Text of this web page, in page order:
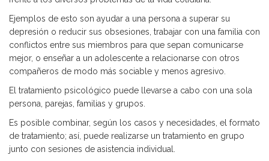
Ejemplos de esto son ayudar a una persona a superar su
depresión o reducir sus obsesiones, trabajar con una familia con
conflictos entre sus miembros para que sepan comunicarse
mejor, o enseñar a un adolescente a relacionarse con otros
compañeros de modo más sociable y menos agresivo.
El tratamiento psicológico puede llevarse a cabo con una sola
persona, parejas, familias y grupos.
Es posible combinar, según los casos y necesidades, el formato
de tratamiento; así, puede realizarse un tratamiento en grupo
junto con sesiones de asistencia individual.